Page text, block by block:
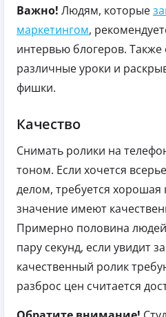
Важно! Людям, которые
маркетингом,
интервью блогеров. Также
различные уроки и
фишки.
Качество
Снимать ролики на
тоном. Если хочется
делом, требуется
значение имеют
Примерно половина людей
пару секунд, если увидит
качественный ролик
разброс цен считается